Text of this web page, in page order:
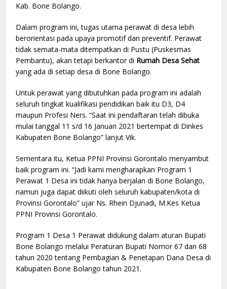
Kab. Bone Bolango.
Dalam program ini, tugas utama perawat di desa lebih
berorientasi pada upaya promotif dan preventif. Perawat
tidak semata-mata ditempatkan di Pustu (Puskesmas
Pembantu), akan tetapi berkantor di Rumah Desa Sehat
yang ada di setiap desa di Bone Bolango.
Untuk perawat yang dibutuhkan pada program ini adalah
seluruh tingkat kualifikasi pendidikan baik itu D3, D4
maupun Profesi Ners. “Saat ini pendaftaran telah dibuka
mulai tanggal 11 s/d 16 Januari 2021 bertempat di Dinkes
Kabupaten Bone Bolango” lanjut Vik.
Sementara itu, Ketua PPNI Provinsi Gorontalo menyambut
baik program ini. “Jadi kami mengharapkan Program 1
Perawat 1 Desa ini tidak hanya berjalan di Bone Bolango,
namun juga dapat diikuti oleh seluruh kabupaten/kota di
Provinsi Gorontalo” ujar Ns. Rhein Djunadi, M.Kes Ketua
PPNI Provinsi Gorontalo.
Program 1 Desa 1 Perawat didukung dalam aturan Bupati
Bone Bolango melalui Peraturan Bupati Nomor 67 dan 68
tahun 2020 tentang Pembagian & Penetapan Dana Desa di
Kabupaten Bone Bolango tahun 2021.